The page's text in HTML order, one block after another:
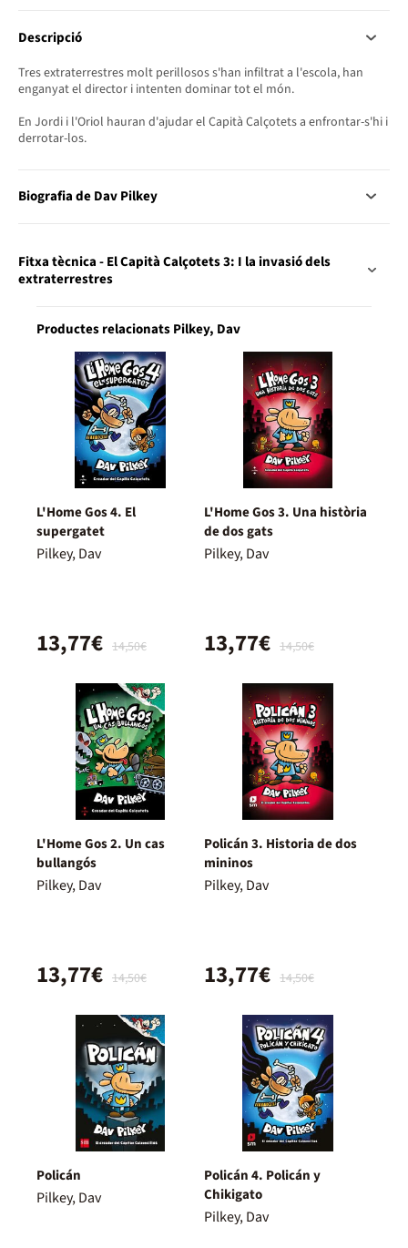
Descripció
Tres extraterrestres molt perillosos s'han infiltrat a l'escola, han
enganyat el director i intenten dominar tot el món.
En Jordi i l'Oriol hauran d'ajudar el Capità Calçotets a enfrontar-s'hi i
derrotar-los.
Biografia de Dav Pilkey
Fitxa tècnica - El Capità Calçotets 3: I la invasió dels
extraterrestres
Productes relacionats Pilkey, Dav
L'Home Gos 4. El
supergatet
Pilkey, Dav
14,50€
13,77€
L'Home Gos 3. Una història
de dos gats
Pilkey, Dav
14,50€
13,77€
L'Home Gos 2. Un cas
bullangós
Pilkey, Dav
14,50€
13,77€
Policán 3. Historia de dos
mininos
Pilkey, Dav
14,50€
13,77€
Policán
Pilkey, Dav
Policán 4. Policán y
Chikigato
Pilkey, Dav